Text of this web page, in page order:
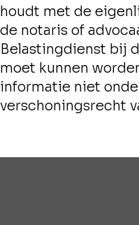
houdt met de
de notaris of
Belastingdienst bij
moet kunnen
informatie niet
verschoningsrecht